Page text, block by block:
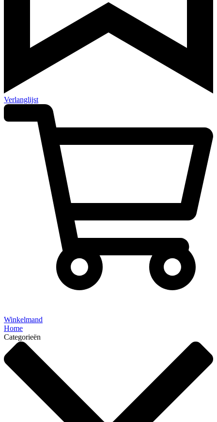
Verlanglijst
Winkelmand
Home
Categorieën